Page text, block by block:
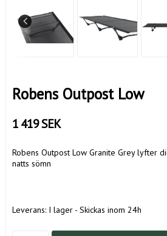
Robens Outpost Low
1 419 SEK
Robens Outpost Low Granite Grey lyfter
natts sömn
Leverans: I lager - Skickas inom 24h